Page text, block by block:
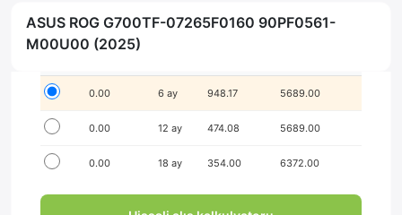
ASUS ROG G700TF-07265F0160 90PF0561-
M00U00 (2025)
İlkin ödənişsiz hissə-hissə ödə!
0.00 6 ay 948.17 5689.00
0.00 12 ay 474.08 5689.00
0.00 18 ay 354.00 6372.00